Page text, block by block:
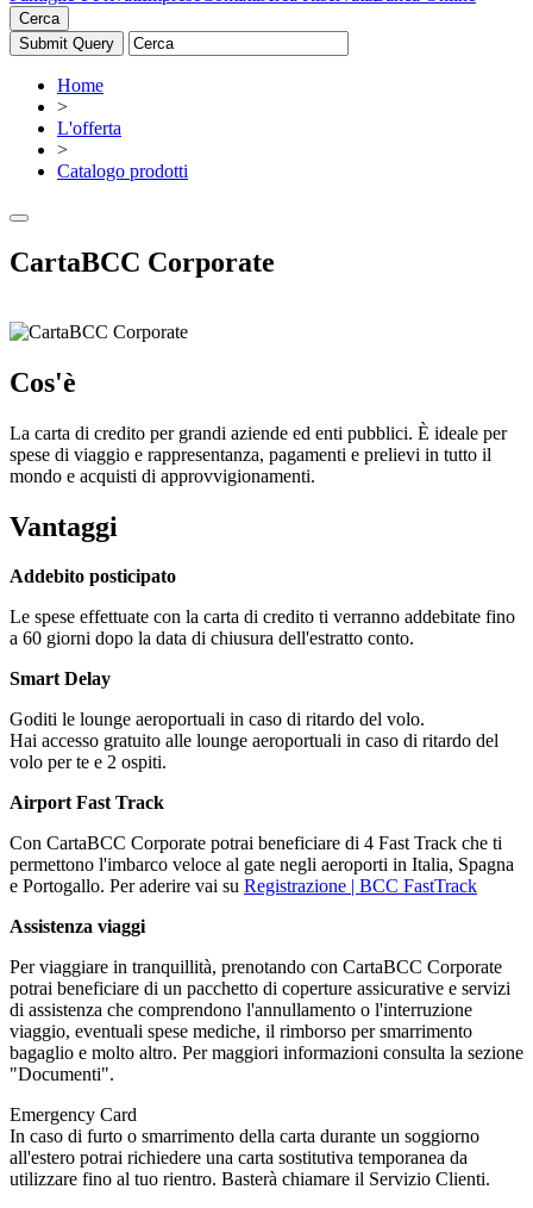
Cerca
Home
>
L'offerta
>
Catalogo prodotti
CartaBCC Corporate
Cos'è
La carta di credito per grandi aziende ed enti pubblici. È ideale per
spese di viaggio e rappresentanza, pagamenti e prelievi in tutto il
mondo e acquisti di approvvigionamenti.
Vantaggi
Addebito posticipato
Le spese effettuate con la carta di credito ti verranno addebitate fino
a 60 giorni dopo la data di chiusura dell'estratto conto.
Smart Delay
Goditi le lounge aeroportuali in caso di ritardo del volo.
Hai accesso gratuito alle lounge aeroportuali in caso di ritardo del
volo per te e 2 ospiti.
Airport Fast Track
Con CartaBCC Corporate potrai beneficiare di 4 Fast Track che ti
permettono l'imbarco veloce al gate negli aeroporti in Italia, Spagna
e Portogallo. Per aderire vai su Registrazione | BCC FastTrack
Assistenza viaggi
Per viaggiare in tranquillità, prenotando con CartaBCC Corporate
potrai beneficiare di un pacchetto di coperture assicurative e servizi
di assistenza che comprendono l'annullamento o l'interruzione
viaggio, eventuali spese mediche, il rimborso per smarrimento
bagaglio e molto altro. Per maggiori informazioni consulta la sezione
"Documenti".
Emergency Card
In caso di furto o smarrimento della carta durante un soggiorno
all'estero potrai richiedere una carta sostitutiva temporanea da
utilizzare fino al tuo rientro. Basterà chiamare il Servizio Clienti.